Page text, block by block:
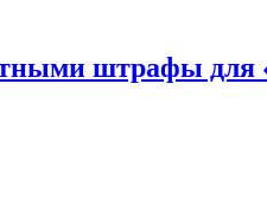
штрафы